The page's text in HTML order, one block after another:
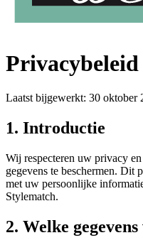
Privacybeleid
Laatst bijgewerkt: 30 oktober
1. Introductie
Wij respecteren uw privacy
gegevens te beschermen. Dit
met uw persoonlijke
Stylematch.
2. Welke